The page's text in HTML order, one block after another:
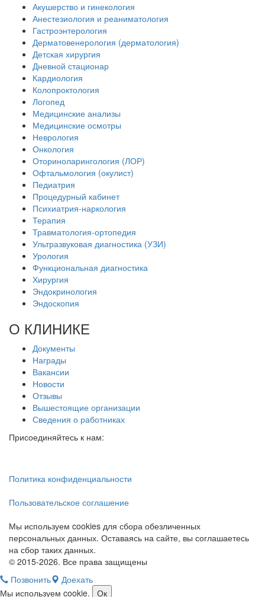
Акушерство и гинекология
Анестезиология и реаниматология
Гастроэнтерология
Дерматовенерология (дерматология)
Детская хирургия
Дневной стационар
Кардиология
Колопроктология
Логопед
Медицинские анализы
Медицинские осмотры
Неврология
Онкология
Оториноларингология (ЛОР)
Офтальмология (окулист)
Педиатрия
Процедурный кабинет
Психиатрия-наркология
Терапия
Травматология-ортопедия
Ультразвуковая диагностика (УЗИ)
Урология
Функциональная диагностика
Хирургия
Эндокринология
Эндоскопия
О КЛИНИКЕ
Документы
Награды
Вакансии
Новости
Отзывы
Вышестоящие организации
Сведения о работниках
Присоединяйтесь к нам:
Политика конфиденциальности
Пользовательское соглашение
Мы используем cookies для сбора обезличенных
персональных данных. Оставаясь на сайте, вы соглашаетесь
на сбор таких данных.
© 2015-2026. Все права защищены
Позвонить
Доехать
Мы используем cookie.
Ок